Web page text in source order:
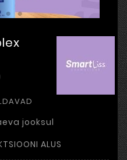
jooksul
ALUS